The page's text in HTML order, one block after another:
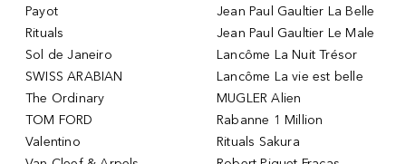
Payot
Rituals
Sol de Janeiro
SWISS ARABIAN
The Ordinary
TOM FORD
Valentino
Jean Paul Gaultier La Belle
Jean Paul Gaultier Le Male
Lancôme La Nuit Trésor
Lancôme La vie est belle
MUGLER Alien
Rabanne 1 Million
Rituals Sakura